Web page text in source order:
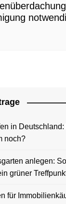
in
noch?
anlegen:
grüner
für